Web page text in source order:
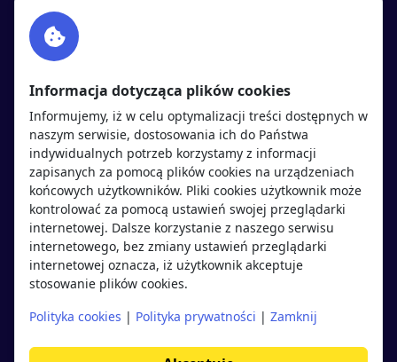
Facebook
Twitter
Polityka cookies
Polityka prywatności
Kandydaci
Regulamin kandydata
Oferty pracy
Pracodawcy
Opinie o pracodawcach
Blog
Pracodawcy
Regulamin pracodawcy
Dodaj ogłoszenie
Informacja dotycząca plików cookies
Informujemy, iż w celu optymalizacji treści dostępnych w
naszym serwisie, dostosowania ich do Państwa
indywidualnych potrzeb korzystamy z informacji
zapisanych za pomocą plików cookies na urządzeniach
końcowych użytkowników. Pliki cookies użytkownik może
kontrolować za pomocą ustawień swojej przeglądarki
internetowej. Dalsze korzystanie z naszego serwisu
internetowego, bez zmiany ustawień przeglądarki
internetowej oznacza, iż użytkownik akceptuje
stosowanie plików cookies.
Polityka cookies | Polityka prywatności | Zamknij